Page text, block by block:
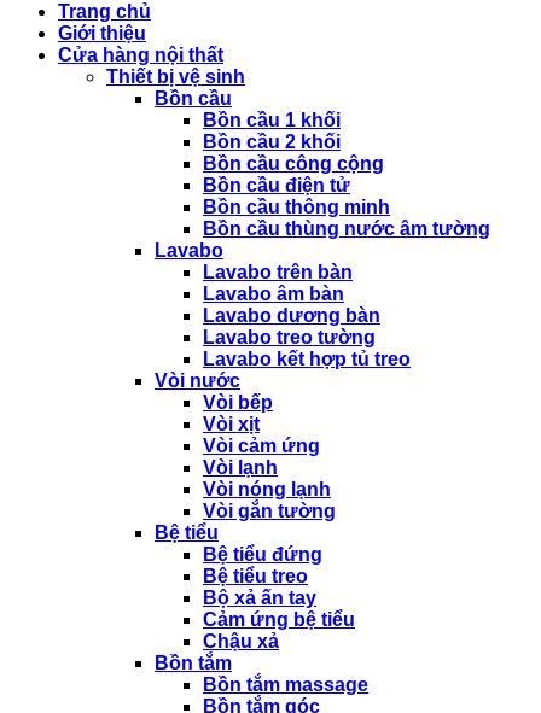
Trang chủ
Giới thiệu
Cửa hàng nội thất
Thiết bị vệ sinh
Bồn cầu
Bồn cầu 1 khối
Bồn cầu 2 khối
Bồn cầu công cộng
Bồn cầu điện tử
Bồn cầu thông minh
Bồn cầu thùng nước âm tường
Lavabo
Lavabo trên bàn
Lavabo âm bàn
Lavabo dương bàn
Lavabo treo tường
Lavabo kết hợp tủ treo
Vòi nước
Vòi bếp
Vòi xịt
Vòi cảm ứng
Vòi lạnh
Vòi nóng lạnh
Vòi gắn tường
Bệ tiểu
Bệ tiểu đứng
Bệ tiểu treo
Bộ xả ấn tay
Cảm ứng bệ tiểu
Chậu xả
Bồn tắm
Bồn tắm massage
Bồn tắm góc